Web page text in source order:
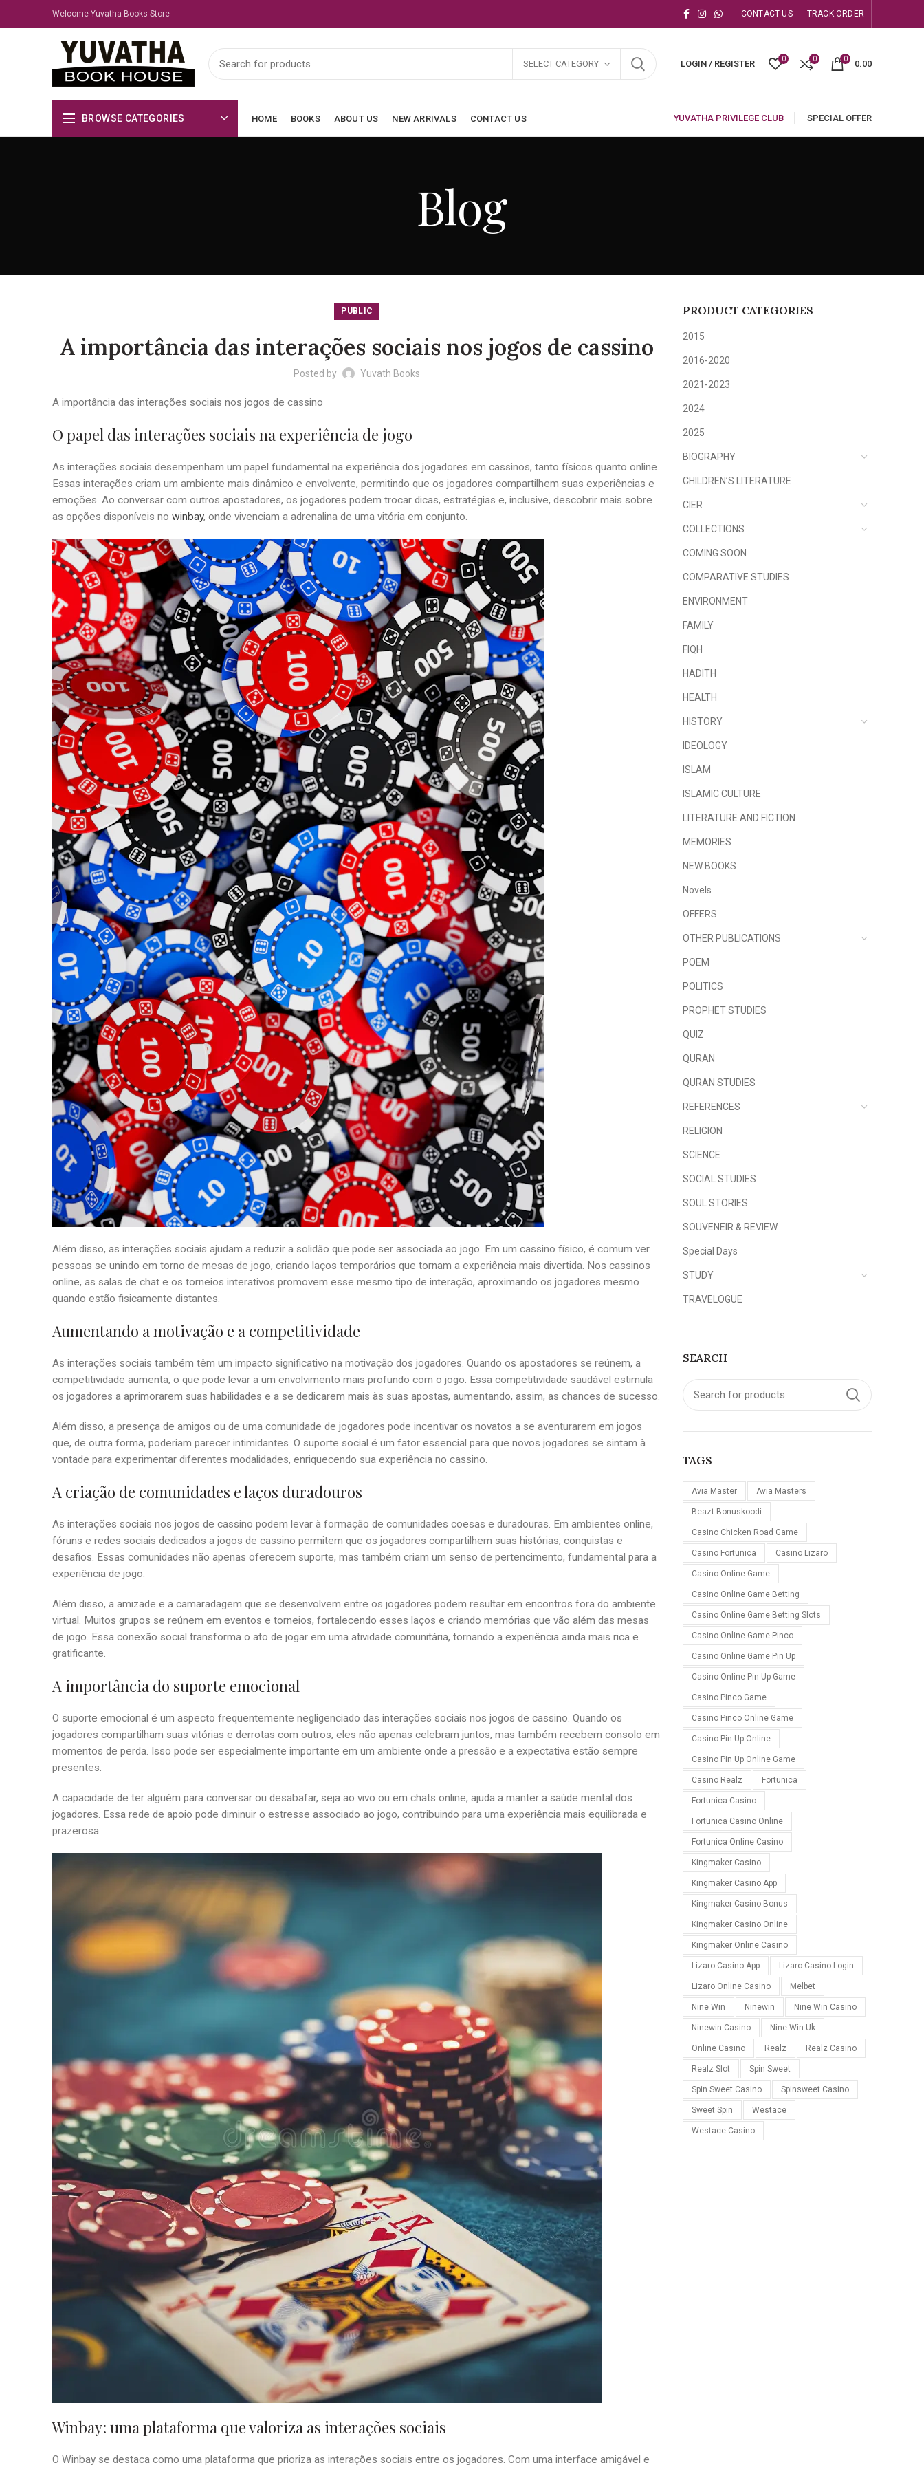
Welcome Yuvatha Books Store CONTACT US TRACK ORDER
SELECT CATEGORY LOGIN / REGISTER 0 0 0 0.00
BROWSE CATEGORIES HOME BOOKS ABOUT US NEW ARRIVALS CONTACT US YUVATHA PRIVILEGE CLUB SPECIAL OFFER
Blog
PUBLIC
A importância das interações sociais nos jogos de cassino
Posted by Yuvath Books
A importância das interações sociais nos jogos de cassino
O papel das interações sociais na experiência de jogo
As interações sociais desempenham um papel fundamental na experiência dos jogadores em cassinos, tanto físicos quanto online.
Essas interações criam um ambiente mais dinâmico e envolvente, permitindo que os jogadores compartilhem suas experiências e
emoções. Ao conversar com outros apostadores, os jogadores podem trocar dicas, estratégias e, inclusive, descobrir mais sobre
as opções disponíveis no winbay, onde vivenciam a adrenalina de uma vitória em conjunto.
Além disso, as interações sociais ajudam a reduzir a solidão que pode ser associada ao jogo. Em um cassino físico, é comum ver
pessoas se unindo em torno de mesas de jogo, criando laços temporários que tornam a experiência mais divertida. Nos cassinos
online, as salas de chat e os torneios interativos promovem esse mesmo tipo de interação, aproximando os jogadores mesmo
quando estão fisicamente distantes.
Aumentando a motivação e a competitividade
As interações sociais também têm um impacto significativo na motivação dos jogadores. Quando os apostadores se reúnem, a
competitividade aumenta, o que pode levar a um envolvimento mais profundo com o jogo. Essa competitividade saudável estimula
os jogadores a aprimorarem suas habilidades e a se dedicarem mais às suas apostas, aumentando, assim, as chances de sucesso.
Além disso, a presença de amigos ou de uma comunidade de jogadores pode incentivar os novatos a se aventurarem em jogos
que, de outra forma, poderiam parecer intimidantes. O suporte social é um fator essencial para que novos jogadores se sintam à
vontade para experimentar diferentes modalidades, enriquecendo sua experiência no cassino.
A criação de comunidades e laços duradouros
As interações sociais nos jogos de cassino podem levar à formação de comunidades coesas e duradouras. Em ambientes online,
fóruns e redes sociais dedicados a jogos de cassino permitem que os jogadores compartilhem suas histórias, conquistas e
desafios. Essas comunidades não apenas oferecem suporte, mas também criam um senso de pertencimento, fundamental para a
experiência de jogo.
Além disso, a amizade e a camaradagem que se desenvolvem entre os jogadores podem resultar em encontros fora do ambiente
virtual. Muitos grupos se reúnem em eventos e torneios, fortalecendo esses laços e criando memórias que vão além das mesas
de jogo. Essa conexão social transforma o ato de jogar em uma atividade comunitária, tornando a experiência ainda mais rica e
gratificante.
A importância do suporte emocional
O suporte emocional é um aspecto frequentemente negligenciado das interações sociais nos jogos de cassino. Quando os
jogadores compartilham suas vitórias e derrotas com outros, eles não apenas celebram juntos, mas também recebem consolo em
momentos de perda. Isso pode ser especialmente importante em um ambiente onde a pressão e a expectativa estão sempre
presentes.
A capacidade de ter alguém para conversar ou desabafar, seja ao vivo ou em chats online, ajuda a manter a saúde mental dos
jogadores. Essa rede de apoio pode diminuir o estresse associado ao jogo, contribuindo para uma experiência mais equilibrada e
prazerosa.
Winbay: uma plataforma que valoriza as interações sociais
O Winbay se destaca como uma plataforma que prioriza as interações sociais entre os jogadores. Com uma interface amigável e
PRODUCT CATEGORIES
2015
2016-2020
2021-2023
2024
2025
BIOGRAPHY
CHILDREN’S LITERATURE
CIER
COLLECTIONS
COMING SOON
COMPARATIVE STUDIES
ENVIRONMENT
FAMILY
FIQH
HADITH
HEALTH
HISTORY
IDEOLOGY
ISLAM
ISLAMIC CULTURE
LITERATURE AND FICTION
MEMORIES
NEW BOOKS
Novels
OFFERS
OTHER PUBLICATIONS
POEM
POLITICS
PROPHET STUDIES
QUIZ
QURAN
QURAN STUDIES
REFERENCES
RELIGION
SCIENCE
SOCIAL STUDIES
SOUL STORIES
SOUVENEIR & REVIEW
Special Days
STUDY
TRAVELOGUE
SEARCH
TAGS
Avia Master Avia Masters
Beazt Bonuskoodi
Casino Chicken Road Game
Casino Fortunica Casino Lizaro
Casino Online Game
Casino Online Game Betting
Casino Online Game Betting Slots
Casino Online Game Pinco
Casino Online Game Pin Up
Casino Online Pin Up Game
Casino Pinco Game
Casino Pinco Online Game
Casino Pin Up Online
Casino Pin Up Online Game
Casino Realz Fortunica
Fortunica Casino
Fortunica Casino Online
Fortunica Online Casino
Kingmaker Casino
Kingmaker Casino App
Kingmaker Casino Bonus
Kingmaker Casino Online
Kingmaker Online Casino
Lizaro Casino App Lizaro Casino Login
Lizaro Online Casino Melbet
Nine Win Ninewin Nine Win Casino
Ninewin Casino Nine Win Uk
Online Casino Realz Realz Casino
Realz Slot Spin Sweet
Spin Sweet Casino Spinsweet Casino
Sweet Spin Westace
Westace Casino